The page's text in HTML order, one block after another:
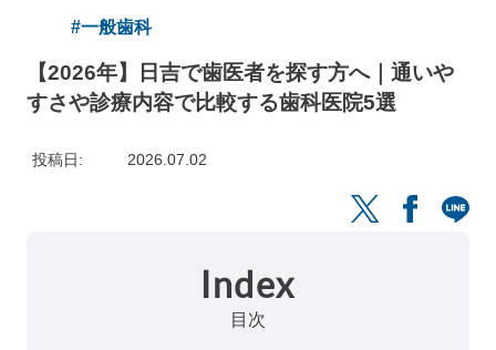
#一般歯科
【2026年】日吉で歯医者を探す方へ｜通いや
すさや診療内容で比較する歯科医院5選
投稿日 2026.07.02
Index
目次